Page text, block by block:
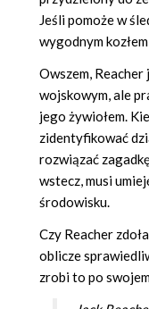
Jeśli pomoże w
wygodnym
Owszem,
wojskowym, ale
jego żywiołem.
zidentyfikować
rozwiązać
wstecz, musi
środowisku.
Czy Reacher
oblicze
zrobi to po